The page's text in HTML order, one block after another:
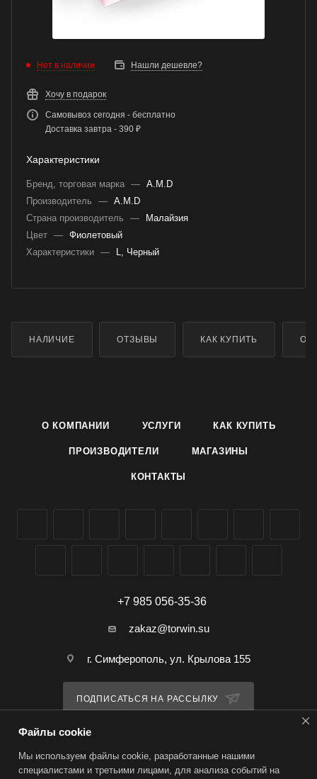
Нет в наличии Нашли дешевле?
Хочу в подарок
Самовывоз сегодня - бесплатно
Доставка завтра - 390 ₽
Характеристики
Бренд, торговая марка — A.M.D
Производитель
— A.M.D
Страна производитель
—
Малайзия
Цвет — Фиолетовый
Характеристики — L, Черный
НАЛИЧИЕ ОТЗЫВЫ КАК КУПИТЬ
О КОМПАНИИ УСЛУГИ КАК КУПИТЬ
ПРОИЗВОДИТЕЛИ МАГАЗИНЫ
КОНТАКТЫ
+7 985 056-35-36
zakaz@torwin.su
г. Симферополь, ул. Крылова 155
ПОДПИСАТЬСЯ НА РАССЫЛКУ
Файлы cookie
Мы используем файлы cookie, разработанные нашими
специалистами и третьими лицами, для анализа событий на